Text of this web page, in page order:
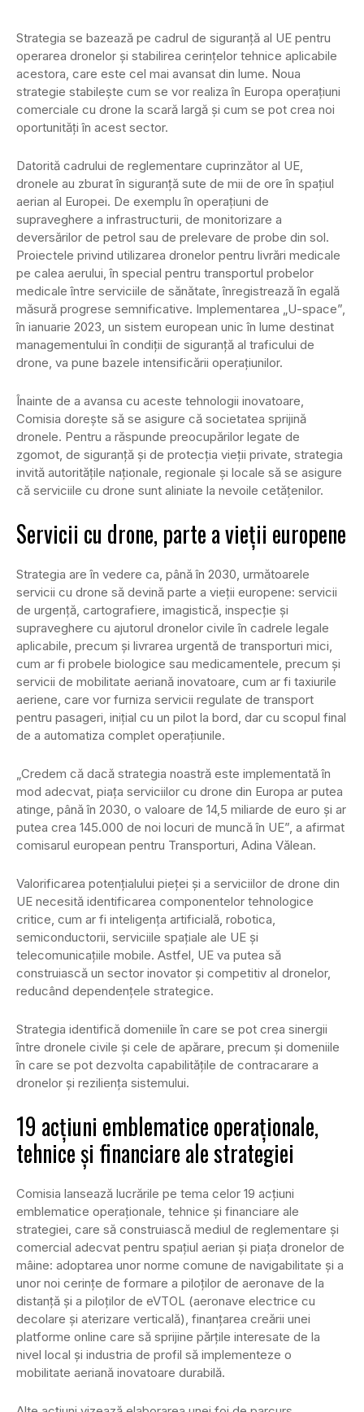
Strategia se bazează pe cadrul de siguranţă al UE pentru
operarea dronelor şi stabilirea cerinţelor tehnice aplicabile
acestora, care este cel mai avansat din lume. Noua
strategie stabileşte cum se vor realiza în Europa operaţiuni
comerciale cu drone la scară largă şi cum se pot crea noi
oportunităţi în acest sector.
Datorită cadrului de reglementare cuprinzător al UE,
dronele au zburat în siguranţă sute de mii de ore în spaţiul
aerian al Europei. De exemplu în operaţiuni de
supraveghere a infrastructurii, de monitorizare a
deversărilor de petrol sau de prelevare de probe din sol.
Proiectele privind utilizarea dronelor pentru livrări medicale
pe calea aerului, în special pentru transportul probelor
medicale între serviciile de sănătate, înregistrează în egală
măsură progrese semnificative. Implementarea „U-space”,
în ianuarie 2023, un sistem european unic în lume destinat
managementului în condiţii de siguranţă al traficului de
drone, va pune bazele intensificării operaţiunilor.
Înainte de a avansa cu aceste tehnologii inovatoare,
Comisia doreşte să se asigure că societatea sprijină
dronele. Pentru a răspunde preocupărilor legate de
zgomot, de siguranţă şi de protecţia vieţii private, strategia
invită autorităţile naţionale, regionale şi locale să se asigure
că serviciile cu drone sunt aliniate la nevoile cetăţenilor.
Servicii cu drone, parte a vieții europene
Strategia are în vedere ca, până în 2030, următoarele
servicii cu drone să devină parte a vieţii europene: servicii
de urgenţă, cartografiere, imagistică, inspecţie şi
supraveghere cu ajutorul dronelor civile în cadrele legale
aplicabile, precum şi livrarea urgentă de transporturi mici,
cum ar fi probele biologice sau medicamentele, precum şi
servicii de mobilitate aeriană inovatoare, cum ar fi taxiurile
aeriene, care vor furniza servicii regulate de transport
pentru pasageri, iniţial cu un pilot la bord, dar cu scopul final
de a automatiza complet operaţiunile.
„Credem că dacă strategia noastră este implementată în
mod adecvat, piaţa serviciilor cu drone din Europa ar putea
atinge, până în 2030, o valoare de 14,5 miliarde de euro şi ar
putea crea 145.000 de noi locuri de muncă în UE”, a afirmat
comisarul european pentru Transporturi, Adina Vălean.
Valorificarea potenţialului pieţei şi a serviciilor de drone din
UE necesită identificarea componentelor tehnologice
critice, cum ar fi inteligenţa artificială, robotica,
semiconductorii, serviciile spaţiale ale UE şi
telecomunicaţiile mobile. Astfel, UE va putea să
construiască un sector inovator şi competitiv al dronelor,
reducând dependenţele strategice.
Strategia identifică domeniile în care se pot crea sinergii
între dronele civile şi cele de apărare, precum şi domeniile
în care se pot dezvolta capabilităţile de contracarare a
dronelor şi rezilienţa sistemului.
19 acţiuni emblematice operaţionale,
tehnice şi financiare ale strategiei
Comisia lansează lucrările pe tema celor 19 acţiuni
emblematice operaţionale, tehnice şi financiare ale
strategiei, care să construiască mediul de reglementare şi
comercial adecvat pentru spaţiul aerian şi piaţa dronelor de
mâine: adoptarea unor norme comune de navigabilitate şi a
unor noi cerinţe de formare a piloţilor de aeronave de la
distanţă şi a piloţilor de eVTOL (aeronave electrice cu
decolare şi aterizare verticală), finanţarea creării unei
platforme online care să sprijine părţile interesate de la
nivel local şi industria de profil să implementeze o
mobilitate aeriană inovatoare durabilă.